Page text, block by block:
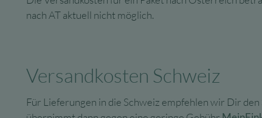
nach AT aktuell nicht möglich.
Versandkosten Schweiz
Für Lieferungen in die Schweiz empfehlen wir Dir den